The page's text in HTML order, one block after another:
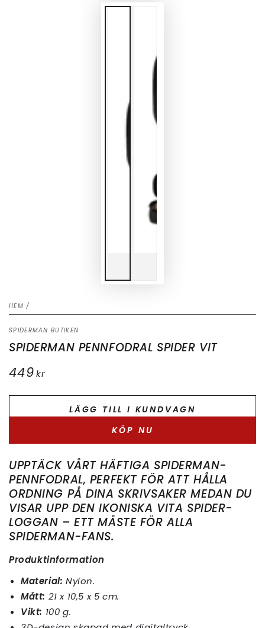
HEM /
SPIDERMAN BUTIKEN
SPIDERMAN PENNFODRAL SPIDER VIT
Ordinarie
449 kr
LÄGG TILL I KUNDVAGN
KÖP NU
UPPTÄCK VÅRT HÄFTIGA SPIDERMAN-
PENNFODRAL, PERFEKT FÖR ATT HÅLLA
ORDNING PÅ DINA SKRIVSAKER MEDAN DU
VISAR UPP DEN IKONISKA VITA SPIDER-
LOGGAN – ETT MÅSTE FÖR ALLA
SPIDERMAN-FANS.
Produktinformation
Material: Nylon.
Mått: 21 x 10,5 x 5 cm.
Vikt: 100 g.